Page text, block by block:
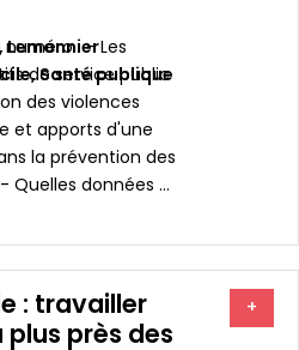
, Lemonnier
,Santé publique
: - Les
de service public
des violences
et apports d'une
la prévention des
Quelles données ...
: travailler
plus près des
+